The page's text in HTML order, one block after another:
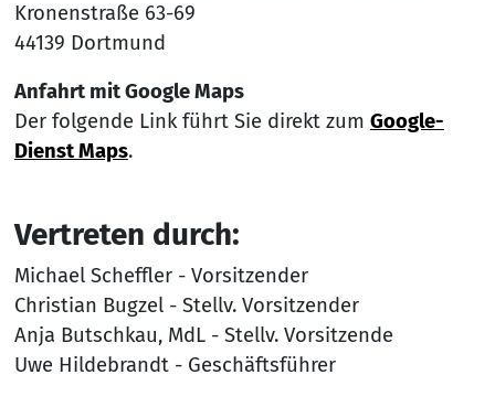
Kronenstraße 63-69
44139 Dortmund
Anfahrt mit Google Maps
Der folgende Link führt Sie direkt zum Google-
Dienst Maps.
Vertreten durch:
Michael Scheffler - Vorsitzender
Christian Bugzel - Stellv. Vorsitzender
Anja Butschkau, MdL - Stellv. Vorsitzende
Uwe Hildebrandt - Geschäftsführer